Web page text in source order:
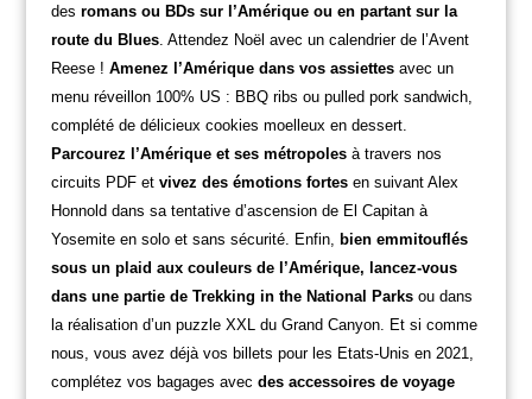
des romans ou BDs sur l’Amérique ou en partant sur la
route du Blues. Attendez Noël avec un calendrier de l’Avent
Reese ! Amenez l’Amérique dans vos assiettesavec un
menu réveillon 100% US : BBQ ribs ou pulled pork sandwich,
complété de délicieux cookies moelleux en dessert.
Parcourez l’Amérique et ses métropolesà travers nos
circuits PDF et vivez des émotions fortesen suivant Alex
Honnold dans sa tentative d’ascension de El Capitan à
Yosemite en solo et sans sécurité. Enfin,
bien emmitouflés
sous un plaid aux couleurs de l’Amérique, lancez-vous
dans une partie de Trekking in the National Parksou dans
la réalisation d’un puzzle XXL du Grand Canyon. Et si comme
nous, vous avez déjà vos billets pour les Etats-Unis en 2021,
complétez vos bagages avec des accessoires de voyage